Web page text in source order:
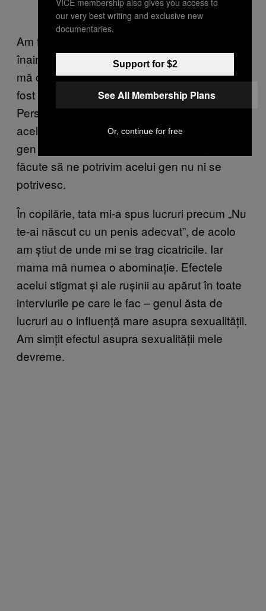
Am fost, de asemenea, pusă pe hormoni
înainte de pubertate, sub pretexte false. Nu
mă comportam în acord cu genul care mi-a
fost atribuit și am fost pedepsită pentru asta.
Persoaneletransgenderșiintersexnu sunt
același lucru, dar multora ni s-a atribuit un
gen în ciuda incertitudinilor, iar operațiile
făcute să ne potrivim acelui gen nu ni se
potrivesc.
În copilărie, tata mi-a spus lucruri precum „Nu
te-ai născut cu un penis adecvat”, de acolo
am știut de unde mi se trag cicatricile. Iar
mama mă numea o abominație. Efectele
acelui stigmat și ale rușinii au apărut în toate
interviurile pe care le fac – genul ăsta de
lucruri au o influență mare asupra sexualității.
Am simțit efectul asupra sexualității mele
devreme.
our very best writing and exclusive new
documentaries.
Support for $2
See All Membership Plans
Or, continue for free